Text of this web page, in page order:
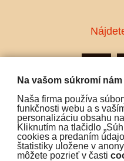
Na vašom súkromí nám
Naša firma používa
funkčnosti webu a s
personalizáciu obsahu
Kliknutím na tlačidlo
cookies a predaním
štatistiky uložene v
môžete pozrieť v časti